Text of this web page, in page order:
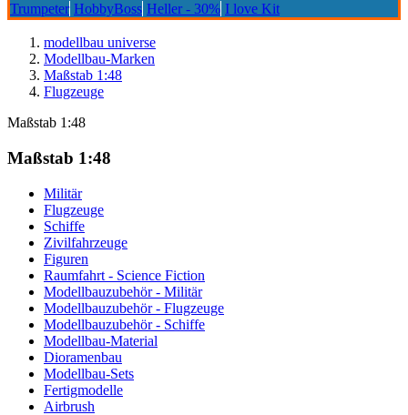
Trumpeter HobbyBoss Heller - 30% I love Kit
modellbau universe
Modellbau-Marken
Maßstab 1:48
Flugzeuge
Maßstab 1:48
Maßstab 1:48
Militär
Flugzeuge
Schiffe
Zivilfahrzeuge
Figuren
Raumfahrt - Science Fiction
Modellbauzubehör - Militär
Modellbauzubehör - Flugzeuge
Modellbauzubehör - Schiffe
Modellbau-Material
Dioramenbau
Modellbau-Sets
Fertigmodelle
Airbrush